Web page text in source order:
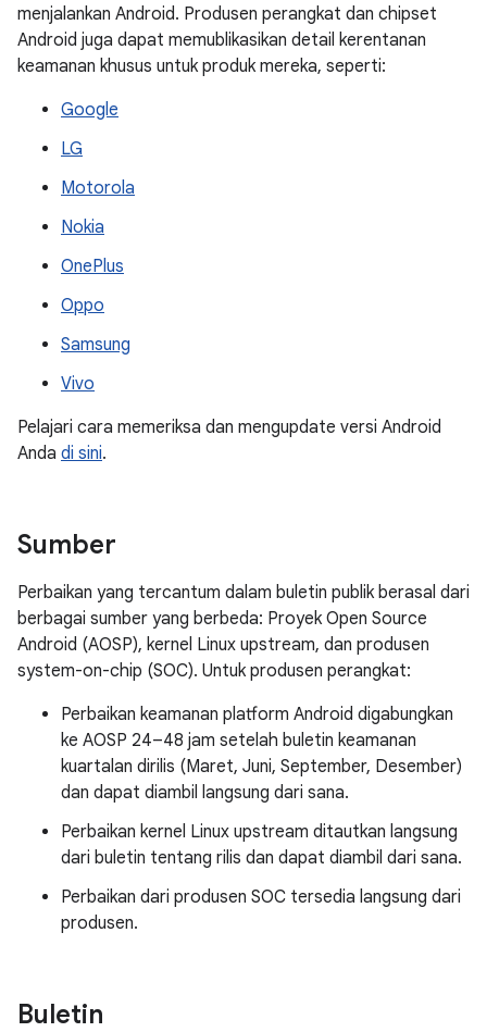
menjalankan Android. Produsen perangkat dan chipset
Android juga dapat memublikasikan detail kerentanan
keamanan khusus untuk produk mereka, seperti:
Google
LG
Motorola
Nokia
OnePlus
Oppo
Samsung
Vivo
Pelajari cara memeriksa dan mengupdate versi Android
Anda di sini.
Sumber
Perbaikan yang tercantum dalam buletin publik berasal dari
berbagai sumber yang berbeda: Proyek Open Source
Android (AOSP), kernel Linux upstream, dan produsen
system-on-chip (SOC). Untuk produsen perangkat:
Perbaikan keamanan platform Android digabungkan
ke AOSP 24–48 jam setelah buletin keamanan
kuartalan dirilis (Maret, Juni, September, Desember)
dan dapat diambil langsung dari sana.
Perbaikan kernel Linux upstream ditautkan langsung
dari buletin tentang rilis dan dapat diambil dari sana.
Perbaikan dari produsen SOC tersedia langsung dari
produsen.
Buletin